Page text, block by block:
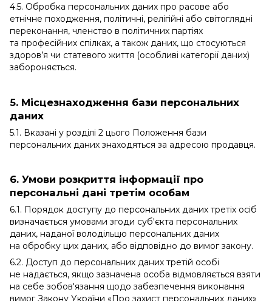
4.5. Обробка персональних даних про расове або
етнічне походження, політичні, релігійні або світоглядні
переконання, членство в політичних партіях
та професійних спілках, а також даних, що стосуються
здоров’я чи статевого життя (особливі категорії даних)
забороняється.
5. Місцезнаходження бази персональних
даних
5.1. Вказані у розділі 2 цього Положення бази
персональних даних знаходяться за адресою продавця.
6. Умови розкриття інформації про
персональні дані третім особам
6.1. Порядок доступу до персональних даних третіх осіб
визначається умовами згоди суб'єкта персональних
даних, наданої володільцю персональних даних
на обробку цих даних, або відповідно до вимог закону.
6.2. Доступ до персональних даних третій особі
не надається, якщо зазначена особа відмовляється взяти
на себе зобов'язання щодо забезпечення виконання